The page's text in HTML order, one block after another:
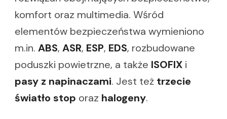
komfort oraz multimedia. Wśród
elementów bezpieczeństwa wymieniono
m.in. ABS, ASR, ESP, EDS, rozbudowane
poduszki powietrzne, a także ISOFIX i
pasy z napinaczami. Jest też trzecie
światło stop oraz halogeny.